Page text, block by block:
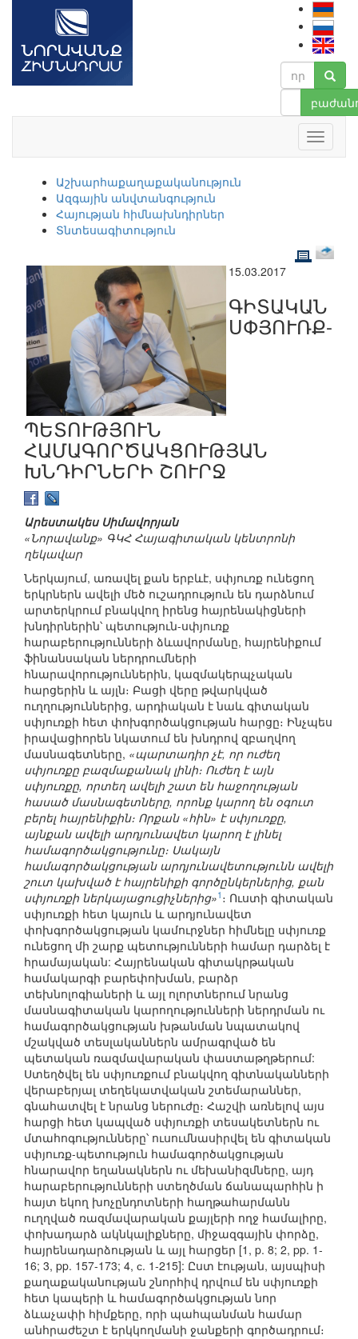
Աշխարհաքաղաքականություն
Ազգային անվտանգություն
Հայության հիմնախնդիրներ
Տնտեսագիտություն
15.03.2017
ԳԻՏԱԿԱՆ
ՍՓՅՈՒՌՔ-
ՊԵՏՈՒԹՅՈՒՆ
ՀԱՄԱԳՈՐԾԱԿՑՈՒԹՅԱՆ
ԽՆԴԻՐՆԵՐԻ ՇՈՒՐՋ
Արեստակես Սիմավորյան
«Նորավանք» ԳԿՀ Հայագիտական կենտրոնի
ղեկավար
Ներկայում, առավել քան երբևէ, սփյուռք ունեցող
երկրներն ավելի մեծ ուշադրություն են դարձնում
արտերկրում բնակվող իրենց հայրենակիցների
խնդիրներին՝ պետություն-սփյուռք
հարաբերությունների ձևավորմանը, հայրենիքում
ֆինանսական ներդրումների
հնարավորություններին, կազմակերպչական
հարցերին և այլն։ Բացի վերը թվարկված
ուղղություններից, արդիական է նաև գիտական
սփյուռքի հետ փոխգործակցության հարցը։ Ինչպես
իրավացիորեն նկատում են խնդրով զբաղվող
մասնագետները, «պարտադիր չէ, որ ուժեղ
սփյուռքը բազմաքանակ լինի։ Ուժեղ է այն
սփյուռքը, որտեղ ավելի շատ են հաջողության
հասած մասնագետները, որոնք կարող են օգուտ
բերել հայրենիքին։ Որքան «հին» է սփյուռքը,
այնքան ավելի արդյունավետ կարող է լինել
համագործակցությունը։ Սակայն
համագործակցության արդյունավետությունն ավելի
շուտ կախված է հայրենիքի գործընկերներից, քան
սփյուռքի ներկայացուցիչներից»1 ։ Ուստի գիտական
սփյուռքի հետ կայուն և արդյունավետ
փոխգործակցության կամուրջներ հիմնելը սփյուռք
ունեցող մի շարք պետությունների համար դարձել է
հրամայական: Հայրենական գիտակրթական
համակարգի բարեփոխման, բարձր
տեխնոլոգիաների և այլ ոլորտներում նրանց
մասնագիտական կարողությունների ներդրման ու
համագործակցության խթանման նպատակով
մշակված տեսլականներն ամրագրված են
պետական ռազմավարական փաստաթղթերում:
Ստեղծվել են սփյուռքում բնակվող գիտնականների
վերաբերյալ տեղեկատվական շտեմարաններ,
գնահատվել է նրանց ներուժը։ Հաշվի առնելով այս
հարցի հետ կապված սփյուռքի տեսակետներն ու
մտահոգությունները՝ ուսումնասիրվել են գիտական
սփյուռք-պետություն համագործակցության
հնարավոր եղանակներն ու մեխանիզմները, այդ
հարաբերությունների ստեղծման ճանապարհին ի
հայտ եկող խոչընդոտների հաղթահարմանն
ուղղված ռազմավարական քայլերի ողջ համալիրը,
փոխադարձ ակնկալիքները, միջազգային փորձը,
հայրենադարձության և այլ հարցեր [1, p. 8; 2, pp. 1-
16; 3, pp. 157-173; 4, с. 1-215]: Ըստ էության, այսպիսի
քաղաքականության շնորհիվ դրվում են սփյուռքի
հետ կապերի և համագործակցության նոր
ձևաչափի հիմքերը, որի պահպանման համար
անհրաժեշտ է երկկողմանի ջանքերի գործադրում։